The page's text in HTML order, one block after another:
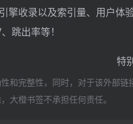
收录以及索引量、用户
跳出率等！
特
和完整性，同时，对于该外部
大橙书签不承担任何责任。